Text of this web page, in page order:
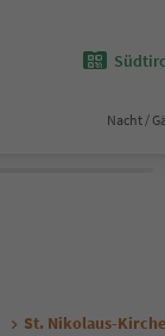
Nacht /
St. Nikolaus-